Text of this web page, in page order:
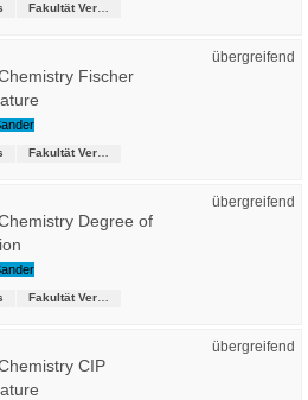
übergreifend
Fischer
übergreifend
Degree of
übergreifend
CIP